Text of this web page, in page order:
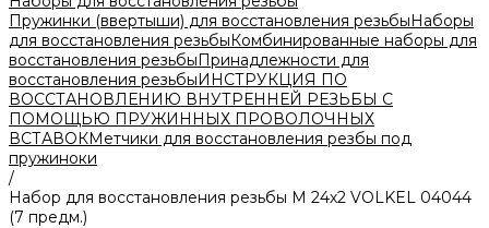
Пружинки (ввертыши) для восстановления резьбыНаборы
для восстановления резьбыКомбинированные наборы для
восстановления резьбыПринадлежности для
восстановления резьбыИНСТРУКЦИЯ ПО
ВОССТАНОВЛЕНИЮ ВНУТРЕННЕЙ РЕЗЬБЫ С
ПОМОЩЬЮ ПРУЖИННЫХ ПРОВОЛОЧНЫХ
ВСТАВОКМетчики для восстановления резбы под
пружиноки
/
Набор для восстановления резьбы M 24х2 VOLKEL 04044
(7 предм.)